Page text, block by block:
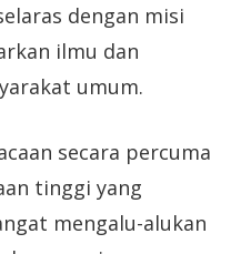
dengan misi
ilmu dan
umum.
secara percuma
tinggi yang
mengalu-alukan